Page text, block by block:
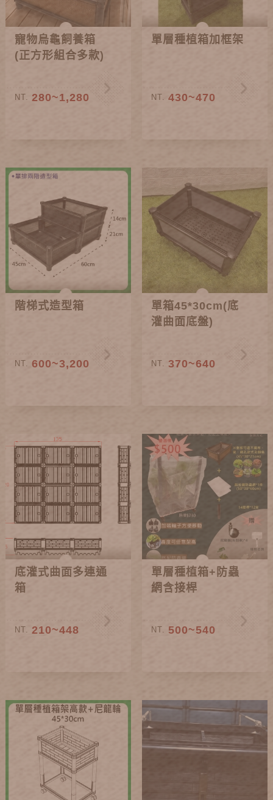
寵物烏龜飼養箱
(正方形組合多款)
NT. 280~1,280
單層種植箱加框架
NT. 430~470
階梯式造型箱
NT. 600~3,200
單箱45*30cm(底
灌曲面底盤)
NT. 370~640
底灌式曲面多連通
箱
NT. 210~448
單層種植箱+防蟲
網含接桿
NT. 500~540